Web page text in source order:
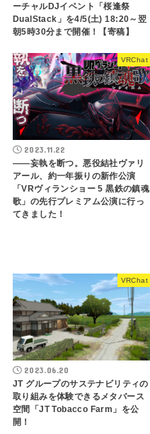
ーチャルDJイベント「桜逢祭
DualStack」を4/5(土) 18:20～翌
朝5時30分まで開催！【寄稿】
VRChat
2023.11.22
——妄執を断つ。悪役結社ヴァリ
アール、約一年振りの新作公演
「VRヴィランショー 5 黒鉄の鎮魂
歌」の先行プレミアム公演に行っ
てきました！
VRChat
2023.06.20
JT グループのサステナビリティの
取り組みを体験できるメタバース
空間「JT Tobacco Farm」を公
開！